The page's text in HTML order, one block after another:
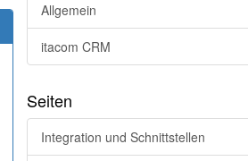
Allgemein
itacom CRM
Seiten
Integration und Schnittstellen